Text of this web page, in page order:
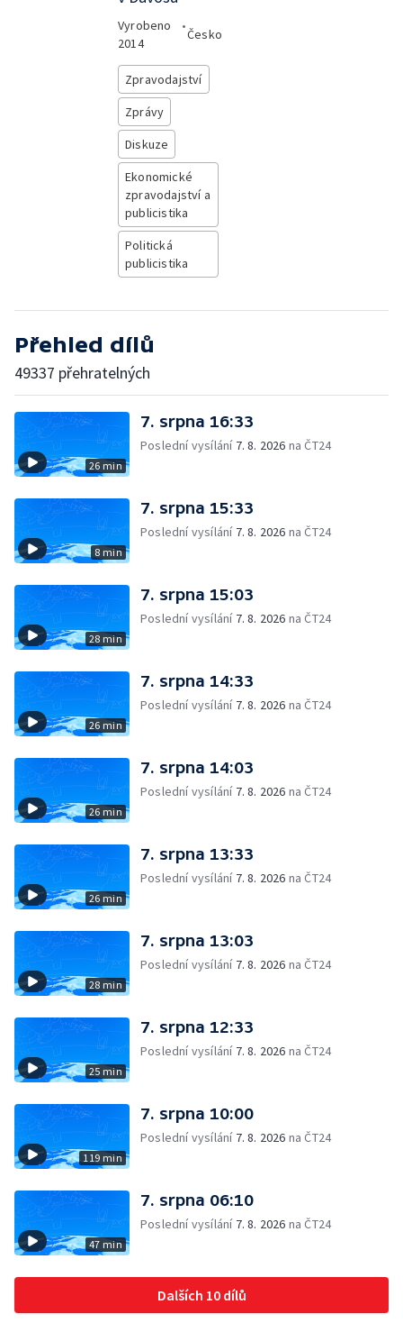
Vyrobeno
2014
•
Česko
Zpravodajství
Zprávy
Diskuze
Ekonomické
zpravodajství a
publicistika
Politická
publicistika
Přehled dílů
49337 přehratelných
26 min
7. srpna 16:33
Poslední vysílání 7. 8. 2026 na ČT24
8 min
7. srpna 15:33
Poslední vysílání 7. 8. 2026 na ČT24
28 min
7. srpna 15:03
Poslední vysílání 7. 8. 2026 na ČT24
26 min
7. srpna 14:33
Poslední vysílání 7. 8. 2026 na ČT24
26 min
7. srpna 14:03
Poslední vysílání 7. 8. 2026 na ČT24
26 min
7. srpna 13:33
Poslední vysílání 7. 8. 2026 na ČT24
28 min
7. srpna 13:03
Poslední vysílání 7. 8. 2026 na ČT24
25 min
7. srpna 12:33
Poslední vysílání 7. 8. 2026 na ČT24
119 min
7. srpna 10:00
Poslední vysílání 7. 8. 2026 na ČT24
47 min
7. srpna 06:10
Poslední vysílání 7. 8. 2026 na ČT24
Dalších 10 dílů